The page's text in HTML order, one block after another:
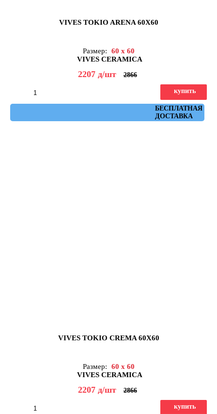
VIVES TOKIO ARENA 60X60
Размер:
60 x 60
VIVES CERAMICA
2207 д/шт 2866
БЕСПЛАТНАЯ
ДОСТАВКА
купить
VIVES TOKIO CREMA 60X60
Размер:
60 x 60
VIVES CERAMICA
2207 д/шт 2866
купить